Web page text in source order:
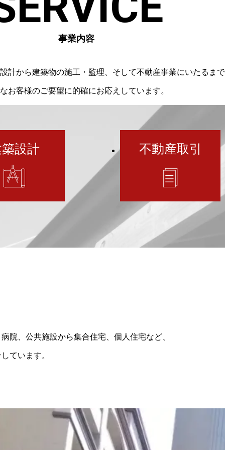
事業内容
計から建築物の施工・監理、そして不動産事業にいたるま
お客様のご要望に的確にお応えしています。
設計 不動産取引
院、公共施設から集合住宅、個人住宅など、
ています。